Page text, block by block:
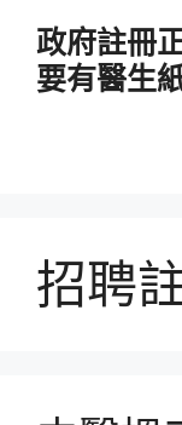
政府註冊
要有醫生
招聘